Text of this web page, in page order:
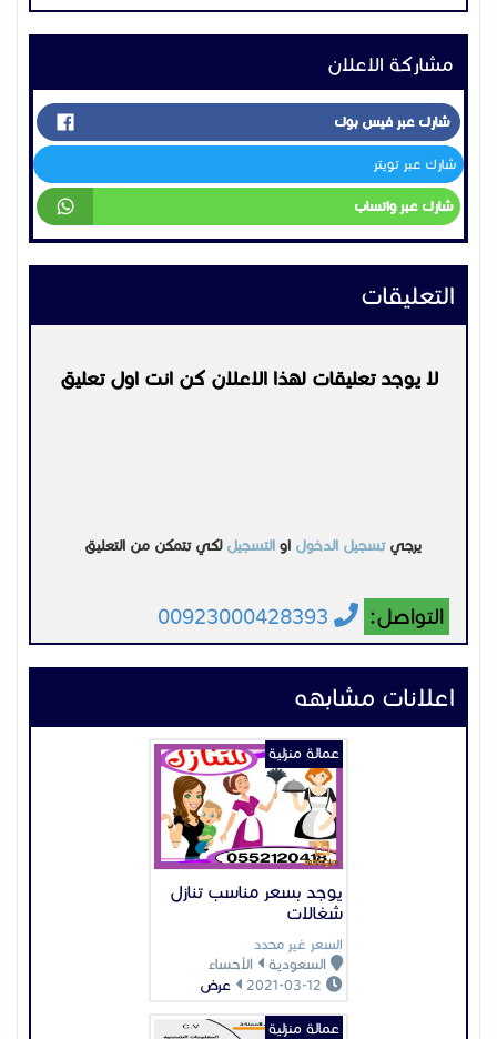
مشاركة الاعلان
شارك عبر فيس بوك
شارك عبر تويتر
شارك عبر واتساب
التعليقات
لا يوجد تعليقات لهذا الاعلان كن انت اول تعليق
يرجيتسجيل الدخول او التسجيل لكي تتمكن من التعليق
التواصل: 00923000428393
اعلانات مشابهه
يوجد بسعر مناسب تنازل
شغالات
السعر غير محدد
السعودية
الأحساء
عرض
عمالة منزلية
عمالة منزلية